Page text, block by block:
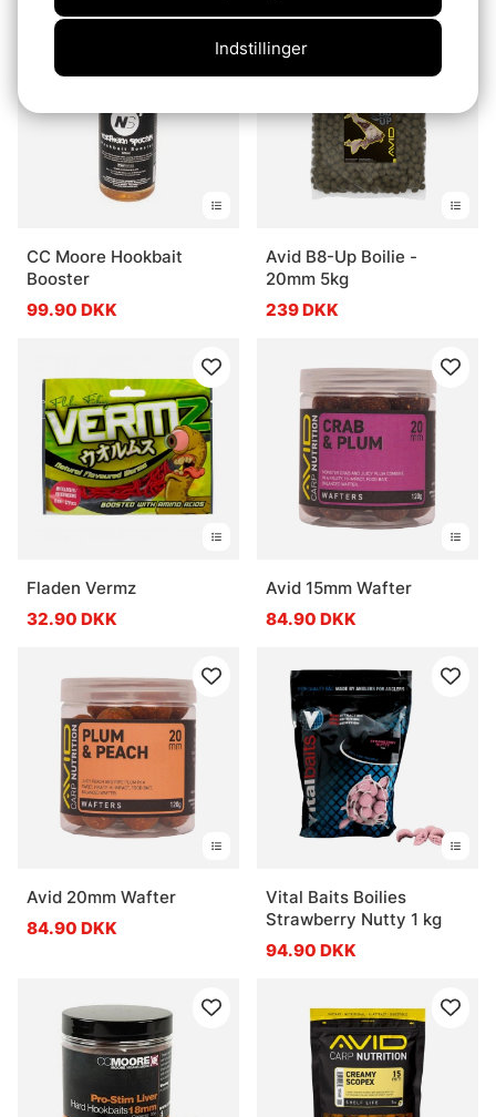
CC Moore Hookbait
Booster
99.90 DKK
Avid B8-Up Boilie -
20mm 5kg
239 DKK
Fladen Vermz
32.90 DKK
Avid 15mm Wafter
84.90 DKK
Avid 20mm Wafter
84.90 DKK
Vital Baits Boilies
Strawberry Nutty 1 kg
94.90 DKK
Indstillinger